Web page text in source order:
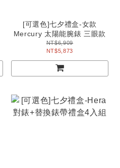
[可選色]七夕禮盒-女款
Mercury 太陽能腕錶 三眼款
NT$6,909
NT$5,873